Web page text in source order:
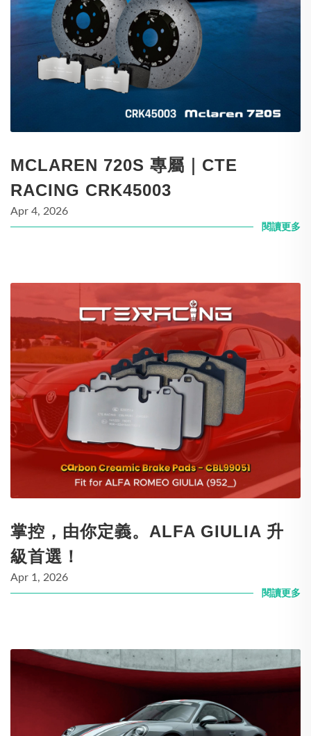
MCLAREN 720S 專屬｜CTE
RACING CRK45003
Apr 4, 2026
閱讀更多
掌控，由你定義。ALFA GIULIA 升
級首選！
Apr 1, 2026
閱讀更多